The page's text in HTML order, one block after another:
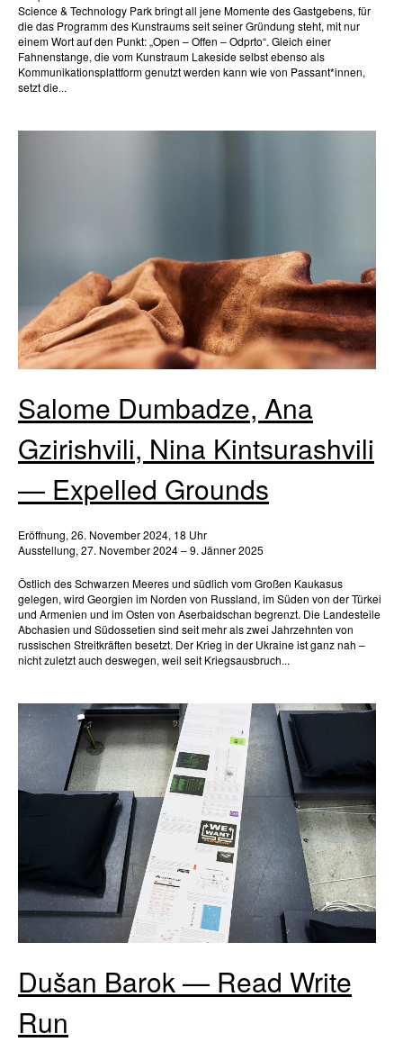
Science & Technology Park bringt all jene Momente des Gastgebens, für
die das Programm des Kunstraums seit seiner Gründung steht, mit nur
einem Wort auf den Punkt: „Open – Offen – Odprto“. Gleich einer
Fahnenstange, die vom Kunstraum Lakeside selbst ebenso als
Kommunikationsplattform genutzt werden kann wie von Passant*innen,
setzt die...
Salome Dumbadze, Ana
Gzirishvili, Nina Kintsurashvili
— Expelled Grounds
Eröffnung, 26. November 2024, 18 Uhr
Ausstellung, 27. November 2024 – 9. Jänner 2025
Östlich des Schwarzen Meeres und südlich vom Großen Kaukasus
gelegen, wird Georgien im Norden von Russland, im Süden von der Türkei
und Armenien und im Osten von Aserbaidschan begrenzt. Die Landesteile
Abchasien und Südossetien sind seit mehr als zwei Jahrzehnten von
russischen Streitkräften besetzt. Der Krieg in der Ukraine ist ganz nah –
nicht zuletzt auch deswegen, weil seit Kriegsausbruch...
Dušan Barok — Read Write
Run